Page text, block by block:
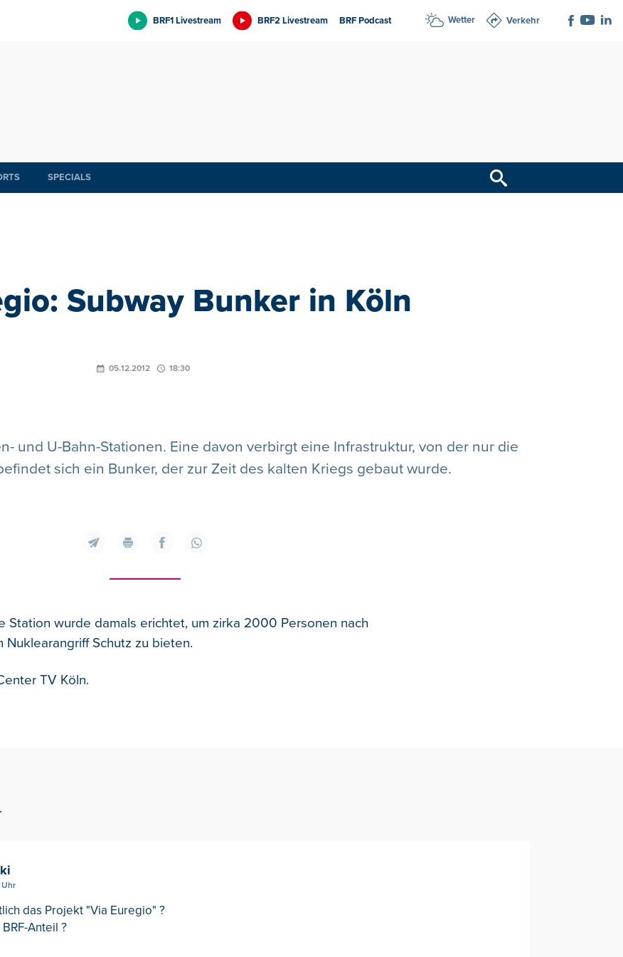
BRF1 Livestream BRF2 Livestream BRF Podcast Wetter Verkehr
SPECIALS
Subway Bunker in Köln
05.12.2012 18:30
und U-Bahn-Stationen. Eine davon verbirgt eine Infrastruktur, von der nur die
sich ein Bunker, der zur Zeit des kalten Kriegs gebaut wurde.
Station wurde damals erichtet, um zirka 2000 Personen nach
Nuklearangriff Schutz zu bieten.
TV Köln.
Uhr
das Projekt "Via Euregio" ?
Anteil ?